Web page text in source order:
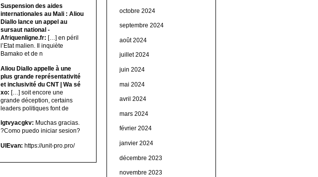
Suspension des aides
internationales au Mali : Aliou
Diallo lance un appel au
sursaut national -
Afriquenligne.fr: […] en péril
l’Etat malien. Il inquiète
Bamako et de n
Aliou Diallo appelle à une
plus grande représentativité
et inclusivité du CNT | Wa sé
xo: […] soit encore une
grande déception, certains
leaders politiques font de
lgtvyacgkv: Muchas gracias.
?Como puedo iniciar sesion?
UIEvan: https://unit-pro.pro/
octobre 2024
septembre 2024
août 2024
juillet 2024
juin 2024
mai 2024
avril 2024
mars 2024
février 2024
janvier 2024
décembre 2023
novembre 2023